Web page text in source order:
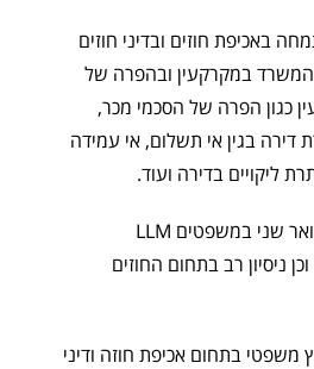
באכיפת חוזים ובדיני חוזים
במקרקעין ובהפרה של
כגון הפרה של הסכמי מכר,
בגין אי תשלום, אי עמידה
ליקויים בדירה ועוד.
לעורך דין ניר אביבי תואר שני במשפטים LLM
ניסיון רב בתחום החוזים
משפטי בתחום אכיפת חוזה ודיני